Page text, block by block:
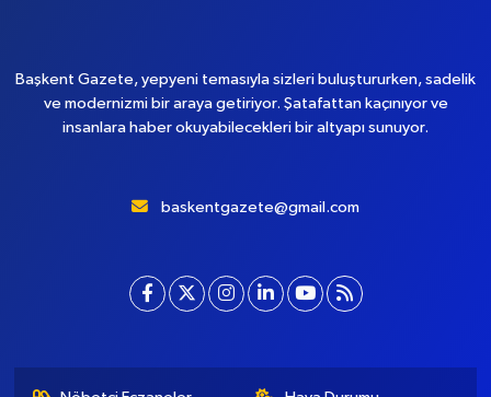
Başkent Gazete, yepyeni temasıyla sizleri buluştururken, sadelik